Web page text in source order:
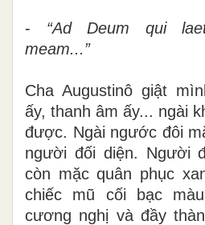
- “Ad Deum qui
meam...”
Cha Augustinô giật
ấy, thanh âm ấy... ngài
được. Ngài ngước đôi
người đối diện. Người
còn mặc quân phục
chiếc mũ cối bạc
cương nghị và đầy